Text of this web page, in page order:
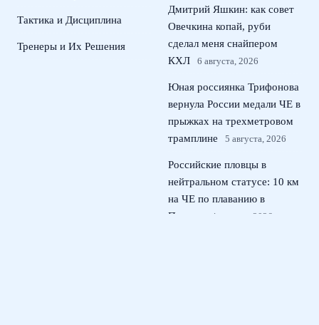
Тактика и Дисциплина
Тренеры и Их Решения
Дмитрий Яшкин: как совет
Овечкина копай, руби
сделал меня снайпером
КХЛ
6 августа, 2026
Юная россиянка Трифонова
вернула России медали ЧЕ в
прыжках на трехметровом
трамплине
5 августа, 2026
Российские пловцы в
нейтральном статусе: 10 км
на ЧЕ по плаванию в
Париже
4 августа, 2026